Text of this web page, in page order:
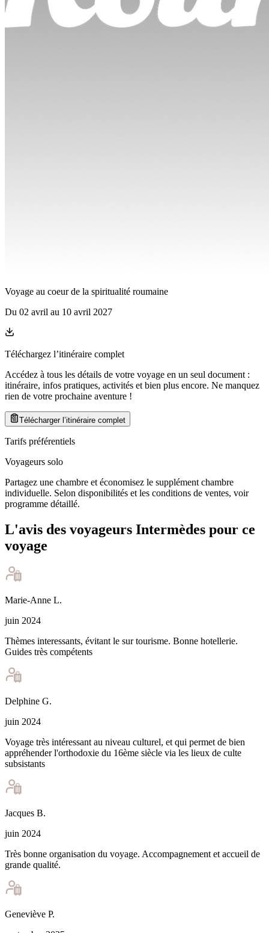
Voyage au coeur de la spiritualité roumaine
Du 02 avril au 10 avril 2027
Téléchargez l’itinéraire complet
Accédez à tous les détails de votre voyage en un seul document :
itinéraire, infos pratiques, activités et bien plus encore. Ne manquez
rien de votre prochaine aventure !
Télécharger l’itinéraire complet
Tarifs préférentiels
Voyageurs solo
Partagez une chambre et économisez le supplément chambre
individuelle. Selon disponibilités et les conditions de ventes, voir
programme détaillé.
L'avis des voyageurs Intermèdes pour ce
voyage
Marie-Anne L.
juin 2024
Thèmes interessants, évitant le sur tourisme. Bonne hotellerie.
Guides très compétents
Delphine G.
juin 2024
Voyage très intéressant au niveau culturel, et qui permet de bien
appréhender l'orthodoxie du 16ème siècle via les lieux de culte
subsistants
Jacques B.
juin 2024
Très bonne organisation du voyage. Accompagnement et accueil de
grande qualité.
Geneviève P.